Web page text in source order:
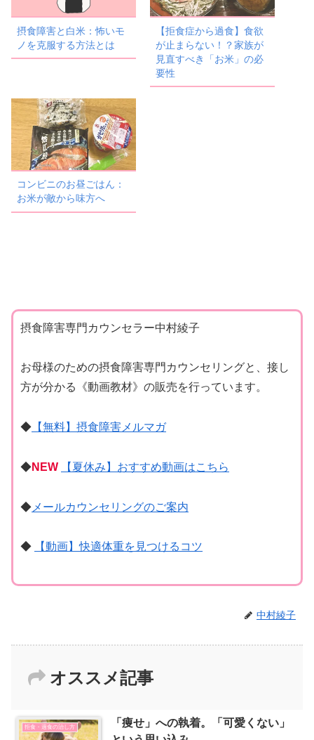
摂食障害と白米：怖いモ
ノを克服する方法とは
【拒食症から過食】食欲
が止まらない！？家族が
見直すべき「お米」の必
要性
コンビニのお昼ごはん：
お米が敵から味方へ
摂食障害専門カウンセラー中村綾子
お母様のための摂食障害専門カウンセリングと、接し
方が分かる《動画教材》の販売を行っています。
◆ 【無料】摂食障害メルマガ
◆NEW 【夏休み】おすすめ動画はこちら
◆ メールカウンセリングのご案内
◆ 【動画】快適体重を見つけるコツ
中村綾子
オススメ記事
拒食・過食の治し方
「痩せ」への執着。「可愛くない」